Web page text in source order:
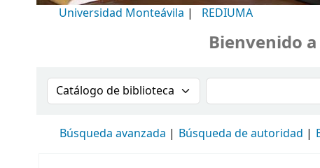
Universidad Monteávila | REDIUMA
Bienvenido a
Buscar en el catálogo por:Buscar en el
Búsqueda avanzada Búsqueda de autoridad